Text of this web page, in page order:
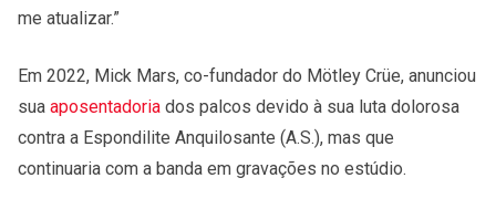
me atualizar.”
Em 2022, Mick Mars, co-fundador do Mötley Crüe, anunciou
sua aposentadoria dos palcos devido à sua luta dolorosa
contra a Espondilite Anquilosante (A.S.), mas que
continuaria com a banda em gravações no estúdio.